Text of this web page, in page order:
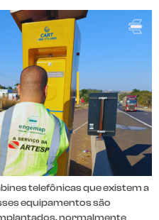
telefônicas que existem a
equipamentos são
normalmente